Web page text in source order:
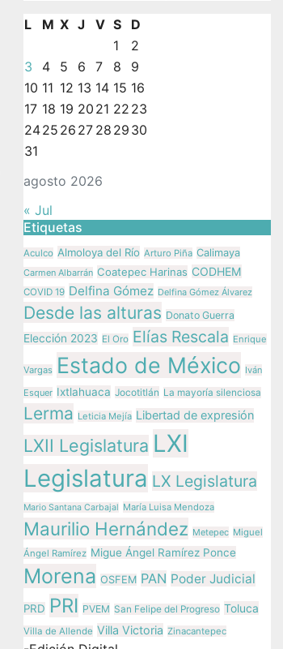
agosto 2026
L M X J V S
D
1
2
3
4 5 6 7 8
9
10 11 12 13 14 15 16
17 18 19 20 21 22 23
2425 26 27 28 29 30
31
« Jul
Etiquetas
Aculco Almoloya del Río Arturo Piña Calimaya
Carmen Albarrán Coatepec Harinas CODHEM
COVID 19 Delfina Gómez Delfina Gómez Álvarez
Desde las alturas Donato Guerra
Elección 2023 El Oro Elías Rescala Enrique
Vargas Estado de México Iván
Esquer Ixtlahuaca Jocotitlán La mayoría silenciosa
Lerma Leticia Mejía Libertad de expresión
LXII Legislatura LXI
Legislatura LX Legislatura
Mario Santana Carbajal María Luisa Mendoza
Maurilio Hernández Metepec Miguel
Ángel Ramírez Migue Ángel Ramírez Ponce
Morena OSFEM PAN Poder Judicial
PRD PRI PVEM San Felipe del Progreso Toluca
Villa de Allende Villa Victoria Zinacantepec